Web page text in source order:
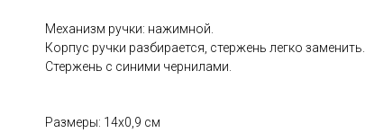
Механизм ручки: нажимной.
Корпус ручки разбирается, стержень легко заменить.
Стержень с синими чернилами.
Размеры: 14х0,9 см